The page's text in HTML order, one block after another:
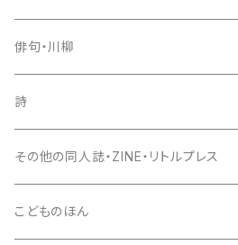
歌集
新鋭短歌シリーズ（書肆侃侃房）
現代短歌クラシックス（書肆侃侃房）
入門書
評論・鑑賞
エッセイ
俳句・川柳
句集
セレクション俳人
入門書
評論・鑑賞
詩
詩集
入門書
その他の同人誌・ZINE・リトルプレス
こどものほん